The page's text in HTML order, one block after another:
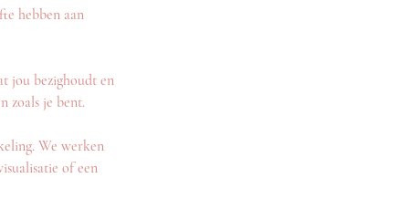
hebben aan
jou bezighoudt en
zoals je bent.
We werken
of een